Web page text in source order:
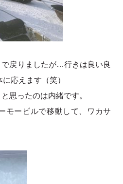
戻りましたが…行きは良い良
応えます（笑）
思ったのは内緒です。
モービルで移動して、ワカサ